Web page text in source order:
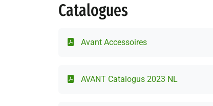
Catalogues
Avant Accessoires
AVANT Catalogus 2023 NL